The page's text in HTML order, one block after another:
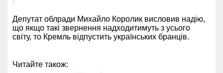
Депутат облради Михайло Королик висловив надію,
що якщо такі звернення надходитимуть з усього
світу, то Кремль відпустить українських бранців.
Читайте також: